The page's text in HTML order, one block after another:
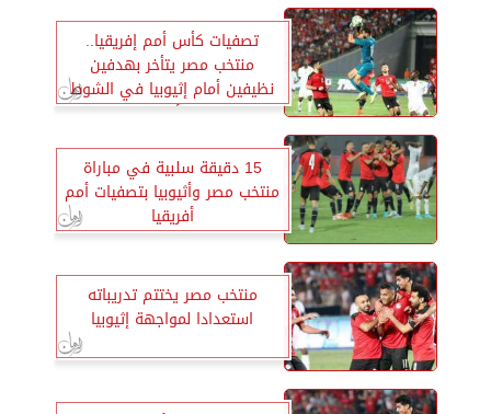
تصفيات كأس أمم إفريقيا..
منتخب مصر يتأخر بهدفين
نظيفين أمام إثيوبيا في الشوط
الأول
15 دقيقة سلبية في مباراة
منتخب مصر وأثيوبيا بتصفيات أمم
أفريقيا
منتخب مصر يختتم تدريباته
استعدادا لمواجهة إثيوبيا